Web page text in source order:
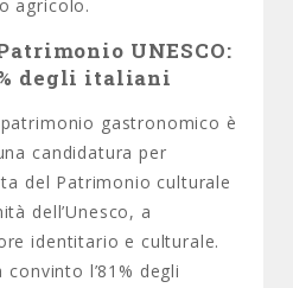
agricolo.
UNESCO:
degli italiani
gastronomico è
candidatura per
del Patrimonio culturale
dell’Unesco, a
identitario e culturale.
l’81% degli